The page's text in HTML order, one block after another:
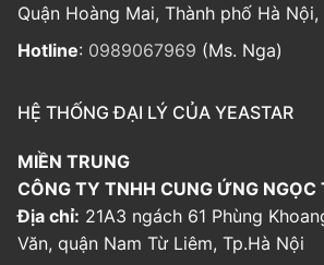
Quận Hoàng Mai, Thành phố Hà
Hotline: 0989067969 (Ms. Nga)
HỆ THỐNG ĐẠI LÝ CỦA YEASTAR
MIỀN TRUNG
CÔNG TY TNHH CUNG ỨNG NGỌC
Địa chỉ: 21A3 ngách 61 Phùng
Văn, quận Nam Từ Liêm, Tp.Hà Nội